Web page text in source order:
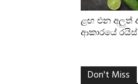
ළඟ එන අලුත්
ආකාරයේ
Don't Miss